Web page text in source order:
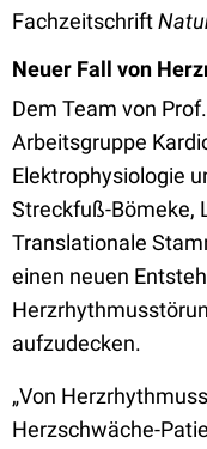
Fachzeitschrift
Neuer Fall von
Dem Team von
Arbeitsgruppe
Elektrophysiologie
Streckfuß-Bömeke,
Translationale
einen neuen
aufzudecken.
„Von
Herzschwäche-